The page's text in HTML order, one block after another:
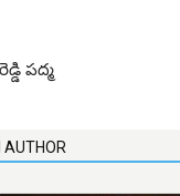
పద్మ
AUTHOR